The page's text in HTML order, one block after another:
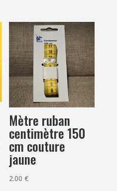
Mètre ruban
centimètre 150
cm couture
jaune
2.00€